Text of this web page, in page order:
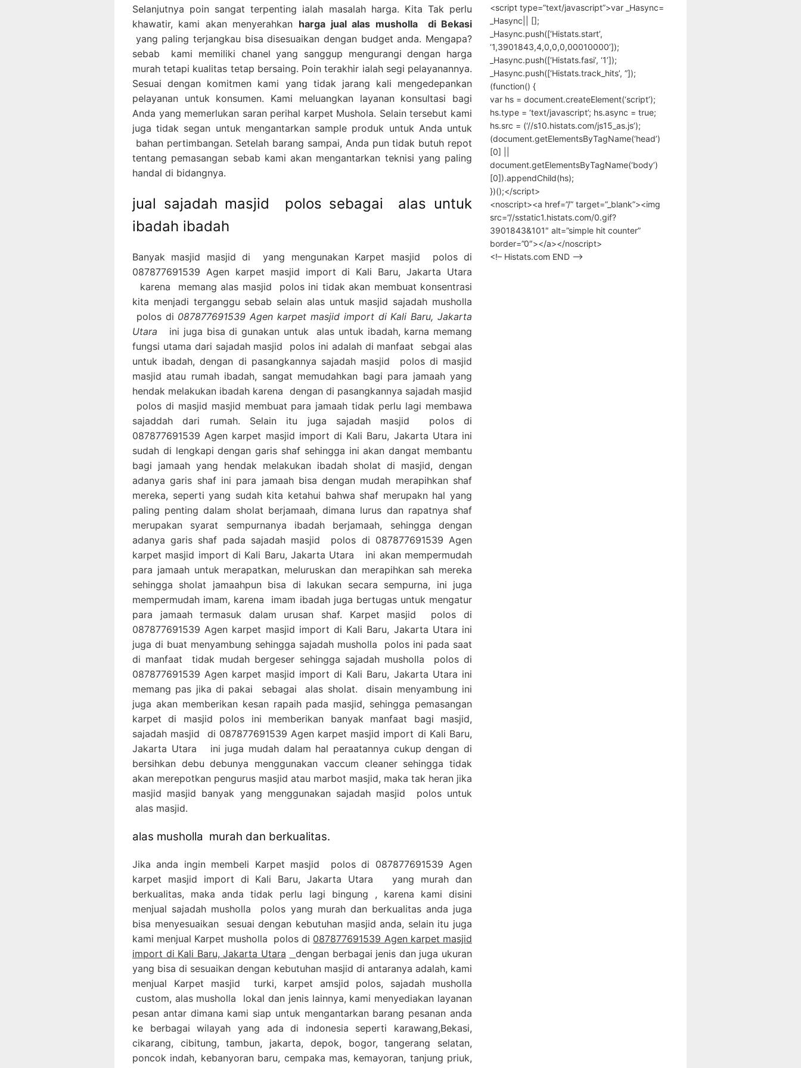
Selanjutnya poin sangat terpenting ialah masalah harga. Kita Tak perlu
khawatir, kami akan menyerahkan harga jual alas musholla
di Bekasi
yang paling terjangkau bisa disesuaikan dengan budget anda. Mengapa?
sebab kami memiliki chanel yang sanggup mengurangi dengan harga
murah tetapi kualitas tetap bersaing. Poin terakhir ialah segi pelayanannya.
Sesuai dengan komitmen kami yang tidak jarang kali mengedepankan
pelayanan untuk konsumen. Kami meluangkan layanan konsultasi bagi
Anda yang memerlukan saran perihal karpet Mushola. Selain tersebut kami
juga tidak segan untuk mengantarkan sample produk untuk Anda untuk
bahan pertimbangan. Setelah barang sampai, Anda pun tidak butuh repot
tentang pemasangan sebab kami akan mengantarkan teknisi yang paling
handal di bidangnya.
jual sajadah masjid polos sebagai alas untuk
ibadah ibadah
Banyak masjid masjid di yang mengunakan Karpet masjid polos di
087877691539 Agen karpet masjid import di Kali Baru, Jakarta Utara
karena memang alas masjid polos ini tidak akan membuat konsentrasi
kita menjadi terganggu sebab selain alas untuk masjid sajadah musholla
polos di 087877691539 Agen karpet masjid import di Kali Baru, Jakarta
Utara
ini juga bisa di gunakan untuk alas untuk ibadah, karna memang
fungsi utama dari sajadah masjid polos ini adalah di manfaat sebgai alas
untuk ibadah, dengan di pasangkannya sajadah masjid polos di masjid
masjid atau rumah ibadah, sangat memudahkan bagi para jamaah yang
hendak melakukan ibadah karena dengan di pasangkannya sajadah masjid
polos di masjid masjid membuat para jamaah tidak perlu lagi membawa
sajaddah dari rumah. Selain itu juga sajadah masjid polos di
087877691539 Agen karpet masjid import di Kali Baru, Jakarta Utara ini
sudah di lengkapi dengan garis shaf sehingga ini akan dangat membantu
bagi jamaah yang hendak melakukan ibadah sholat di masjid, dengan
adanya garis shaf ini para jamaah bisa dengan mudah merapihkan shaf
mereka, seperti yang sudah kita ketahui bahwa shaf merupakn hal yang
paling penting dalam sholat berjamaah, dimana lurus dan rapatnya shaf
merupakan syarat sempurnanya ibadah berjamaah, sehingga dengan
adanya garis shaf pada sajadah masjid polos di 087877691539 Agen
karpet masjid import di Kali Baru, Jakarta Utara ini akan mempermudah
para jamaah untuk merapatkan, meluruskan dan merapihkan sah mereka
sehingga sholat jamaahpun bisa di lakukan secara sempurna, ini juga
mempermudah imam, karena imam ibadah juga bertugas untuk mengatur
para jamaah termasuk dalam urusan shaf. Karpet masjid polos di
087877691539 Agen karpet masjid import di Kali Baru, Jakarta Utara ini
juga di buat menyambung sehingga sajadah musholla polos ini pada saat
di manfaat tidak mudah bergeser sehingga sajadah musholla polos di
087877691539 Agen karpet masjid import di Kali Baru, Jakarta Utara ini
memang pas jika di pakai sebagai alas sholat. disain menyambung ini
juga akan memberikan kesan rapaih pada masjid, sehingga pemasangan
karpet di masjid polos ini memberikan banyak manfaat bagi masjid,
sajadah masjid di 087877691539 Agen karpet masjid import di Kali Baru,
Jakarta Utara ini juga mudah dalam hal peraatannya cukup dengan di
bersihkan debu debunya menggunakan vaccum cleaner sehingga tidak
akan merepotkan pengurus masjid atau marbot masjid, maka tak heran jika
masjid masjid banyak yang menggunakan sajadah masjid polos untuk
alas masjid.
alas musholla murah dan berkualitas.
Jika anda ingin membeli Karpet masjid polos di 087877691539 Agen
karpet masjid import di Kali Baru, Jakarta Utara yang murah dan
berkualitas, maka anda tidak perlu lagi bingung , karena kami disini
menjual sajadah musholla polos yang murah dan berkualitas anda juga
bisa menyesuaikan sesuai dengan kebutuhan masjid anda, selain itu juga
kami menjual Karpet musholla polos di 087877691539 Agen karpet masjid
import di Kali Baru, Jakarta Utara
dengan berbagai jenis dan juga ukuran
yang bisa di sesuaikan dengan kebutuhan masjid di antaranya adalah, kami
menjual Karpet masjid turki, karpet amsjid polos, sajadah musholla
custom, alas musholla lokal dan jenis lainnya, kami menyediakan layanan
pesan antar dimana kami siap untuk mengantarkan barang pesanan anda
ke berbagai wilayah yang ada di indonesia seperti karawang,Bekasi,
cikarang, cibitung, tambun, jakarta, depok, bogor, tangerang selatan,
poncok indah, kebanyoran baru, cempaka mas, kemayoran, tanjung priuk,
<script type=”text/javascript”>var _Hasync=
_Hasync|| [];
_Hasync.push([‘Histats.start’,
‘1,3901843,4,0,0,0,00010000’]);
_Hasync.push([‘Histats.fasi’, ‘1’]);
_Hasync.push([‘Histats.track_hits’, ”]);
(function() {
var hs = document.createElement(‘script’);
hs.type = ‘text/javascript’; hs.async = true;
hs.src = (‘//s10.histats.com/js15_as.js’);
(document.getElementsByTagName(‘head’)
[0] ||
document.getElementsByTagName(‘body’)
[0]).appendChild(hs);
})();</script>
<noscript><a href=”/” target=”_blank”><img
src=”//sstatic1.histats.com/0.gif?
3901843&101″ alt=”simple hit counter”
border=”0″></a></noscript>
<!– Histats.com END –>